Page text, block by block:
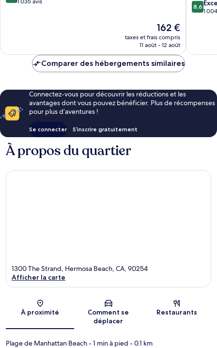
Le
nouveau
prix
de
162 €
taxes et frais compris
11 août - 12 août
8.6
sur
8,6
1
Comparer des hébergements similaires
Connectez-vous pour découvrir les réductions et les
avantages dont vous pouvez bénéficier. Plus de récompenses
pour plus d’aventures !
Se connecter S’inscrire gratuitement
À propos du quartier
Carte
1300 The Strand, Hermosa Beach, CA, 90254
Afficher la carte
À proximité
Comment se
déplacer
Restaurants
Plage de Manhattan Beach- 1 min à pied - 0.1 km